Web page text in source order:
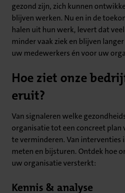
gezond zijn, zich kunnen
blijven werken. Nu en in de
halen uit hun werk, levert dat
minder vaak ziek en blijven
uw medewerkers én voor uw
Hoe ziet onze
eruit?
Van signaleren welke
organisatie tot een concreet plan
te verminderen. Van
meten en bijsturen. Ontdek hoe
uw organisatie versterkt:
Kennis & analyse